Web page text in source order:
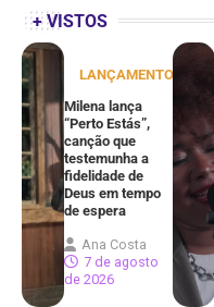
+ VISTOS
LANÇAMENTOS
Milena lança
“Perto Estás”,
canção que
testemunha a
fidelidade de
Deus em tempo
de espera
Ana Costa
7 de agosto
de 2026